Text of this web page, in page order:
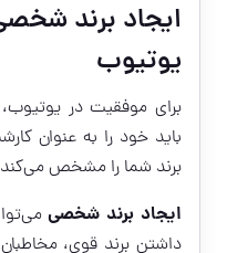
ایجاد برند
یوتیوب
برای موفقیت در
باید خود را به عنوان
برند شما را مشخص می‌کند
ایجاد برند شخصی
داشتن برند قوی،